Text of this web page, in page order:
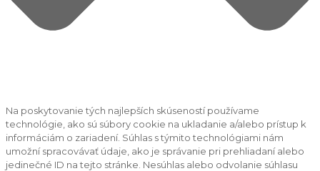
Na poskytovanie tých najlepších skúseností používame
technológie, ako sú súbory cookie na ukladanie a/alebo prístup k
informáciám o zariadení. Súhlas s týmito technológiami nám
umožní spracovávať údaje, ako je správanie pri prehliadaní alebo
jedinečné ID na tejto stránke. Nesúhlas alebo odvolanie súhlasu